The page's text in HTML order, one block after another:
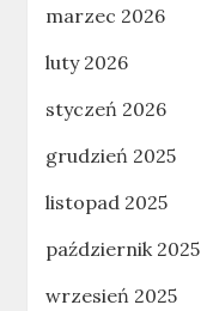
marzec 2026
luty 2026
styczeń 2026
grudzień 2025
listopad 2025
październik 2025
wrzesień 2025